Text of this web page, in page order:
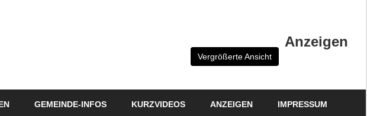
Anzeigen
Vergrößerte Ansicht
GEMEINDE-INFOS KURZVIDEOS ANZEIGEN IMPRESSUM